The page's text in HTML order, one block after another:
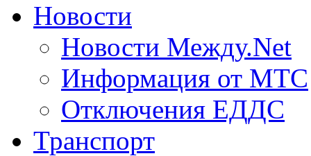
Новости
Новости Между.Net
Информация от МТС
Отключения ЕДДС
Транспорт